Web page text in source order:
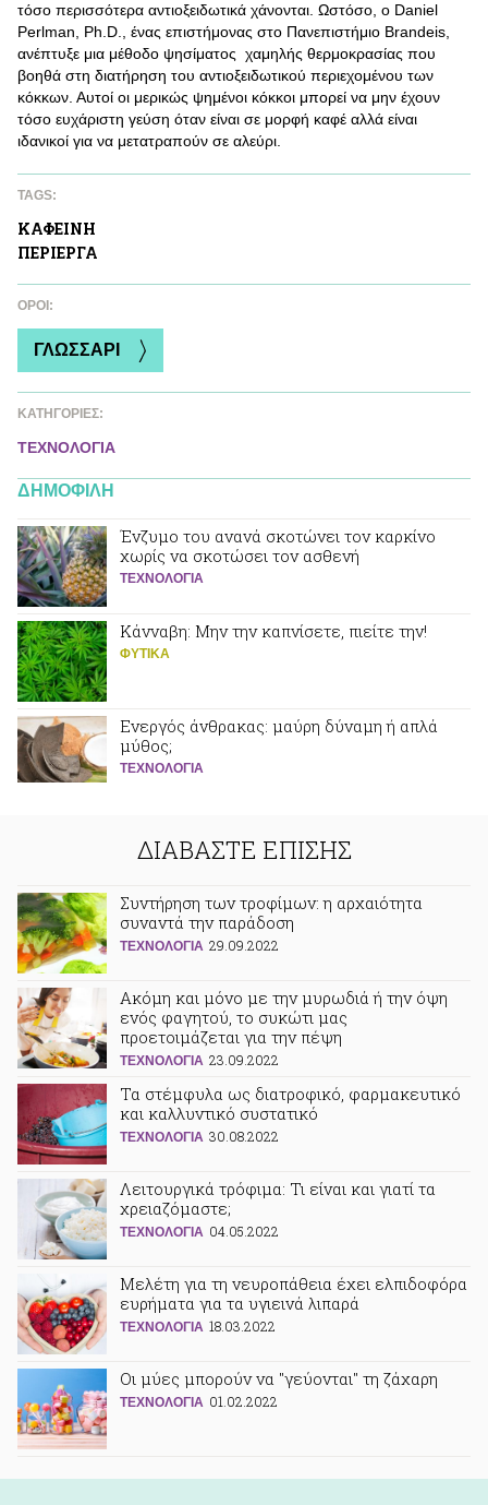
τόσο περισσότερα αντιοξειδωτικά χάνονται. Ωστόσο, ο Daniel
Perlman, Ph.D., ένας επιστήμονας στο Πανεπιστήμιο Brandeis,
ανέπτυξε μια μέθοδο ψησίματος χαμηλής θερμοκρασίας που
βοηθά στη διατήρηση του αντιοξειδωτικού περιεχομένου των
κόκκων. Αυτοί οι μερικώς ψημένοι κόκκοι μπορεί να μην έχουν
τόσο ευχάριστη γεύση όταν είναι σε μορφή καφέ αλλά είναι
ιδανικοί για να μετατραπούν σε αλεύρι.
TAGS:
ΚΑΦΕΙΝΗ
ΠΕΡΙΕΡΓΑ
ΌΡΟΙ:
ΓΛΩΣΣΑΡΙ
ΚΑΤΗΓΟΡΙΕΣ:
ΤΕΧΝΟΛΟΓΙΑ
ΔΗΜΟΦΙΛΗ
Ένζυμο του ανανά σκοτώνει τον καρκίνο
χωρίς να σκοτώσει τον ασθενή
ΤΕΧΝΟΛΟΓΙΑ
Κάνναβη: Μην την καπνίσετε, πιείτε την!
ΦΥΤΙΚA
Ενεργός άνθρακας: μαύρη δύναμη ή απλά
μύθος;
ΤΕΧΝΟΛΟΓΙΑ
ΔΙΑΒΑΣΤΕ ΕΠΙΣΗΣ
Συντήρηση των τροφίμων: η αρχαιότητα
συναντά την παράδοση
ΤΕΧΝΟΛΟΓΙΑ 29.09.2022
Ακόμη και μόνο με την μυρωδιά ή την όψη
ενός φαγητού, το συκώτι μας
προετοιμάζεται για την πέψη
ΤΕΧΝΟΛΟΓΙΑ 23.09.2022
Τα στέμφυλα ως διατροφικό, φαρμακευτικό
και καλλυντικό συστατικό
ΤΕΧΝΟΛΟΓΙΑ 30.08.2022
Λειτουργικά τρόφιμα: Τι είναι και γιατί τα
χρειαζόμαστε;
ΤΕΧΝΟΛΟΓΙΑ 04.05.2022
Μελέτη για τη νευροπάθεια έχει ελπιδοφόρα
ευρήματα για τα υγιεινά λιπαρά
ΤΕΧΝΟΛΟΓΙΑ 18.03.2022
Οι μύες μπορούν να "γεύονται" τη ζάχαρη
ΤΕΧΝΟΛΟΓΙΑ 01.02.2022